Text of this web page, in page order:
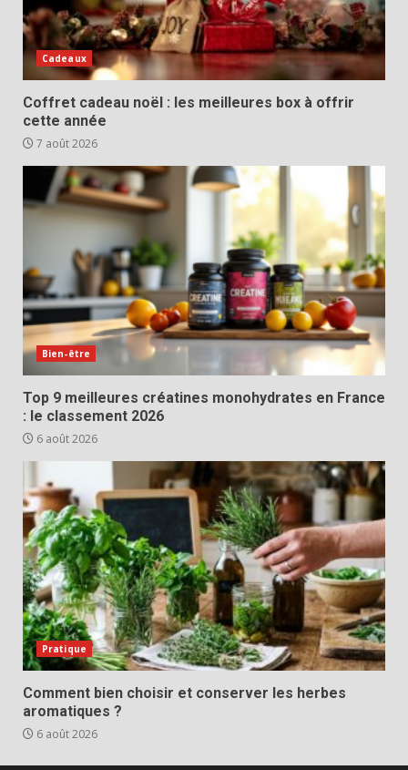
Cadeaux
Coffret cadeau noël : les meilleures box à offrir
cette année
7 août 2026
Bien-être
Top 9 meilleures créatines monohydrates en France
: le classement 2026
6 août 2026
Pratique
Comment bien choisir et conserver les herbes
aromatiques ?
6 août 2026